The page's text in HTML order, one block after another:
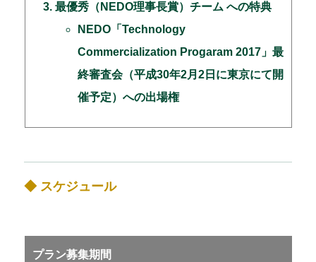
最優秀（NEDO理事長賞）チーム への特典
NEDO「Technology
Commercialization Progaram 2017」最
終審査会（平成30年2月2日に東京にて開
催予定）への出場権
◆ スケジュール
プラン募集期間